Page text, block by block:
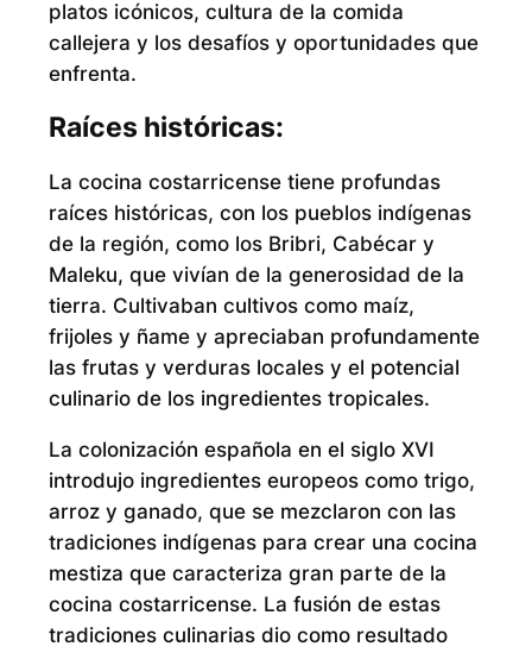
platos icónicos, cultura de la comida
callejera y los desafíos y oportunidades que
enfrenta.
Raíces históricas:
La cocina costarricense tiene profundas
raíces históricas, con los pueblos indígenas
de la región, como los Bribri, Cabécar y
Maleku, que vivían de la generosidad de la
tierra. Cultivaban cultivos como maíz,
frijoles y ñame y apreciaban profundamente
las frutas y verduras locales y el potencial
culinario de los ingredientes tropicales.
La colonización española en el siglo XVI
introdujo ingredientes europeos como trigo,
arroz y ganado, que se mezclaron con las
tradiciones indígenas para crear una cocina
mestiza que caracteriza gran parte de la
cocina costarricense. La fusión de estas
tradiciones culinarias dio como resultado